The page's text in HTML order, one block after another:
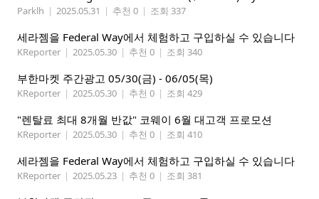
Parklh | 2025.05.31 | 추천 0 | 조회 337
세라젬을 Federal Way에서 체험하고 구입하실 수 있습니다
KReporter | 2025.05.30 | 추천 0 | 조회 340
부한마켓 주간광고 05/30(금) - 06/05(목)
KReporter | 2025.05.30 | 추천 0 | 조회 429
"렌탈료 최대 8개월 반값" 코웨이 6월 대고객 프로모션
KReporter | 2025.05.30 | 추천 0 | 조회 410
세라젬을 Federal Way에서 체험하고 구입하실 수 있습니다
KReporter | 2025.05.23 | 추천 0 | 조회 381